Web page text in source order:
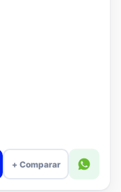
+ Comparar